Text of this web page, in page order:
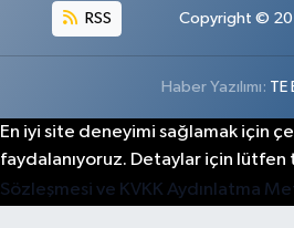
RSS Copyright ©
Haber Yazılımı: TE
En iyi site deneyimi sağlamak için
faydalanıyoruz. Detaylar için lütfen
Sözleşmesi ve KVKK Aydınlatma